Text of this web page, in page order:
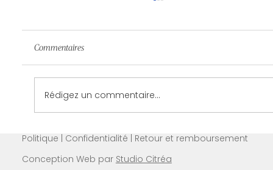
Quoi faire après un massage?
Commentaires
Rédigez un commentaire...
Politique | Confidentialité | Retour et remboursement
Conception Web par Studio Citréa